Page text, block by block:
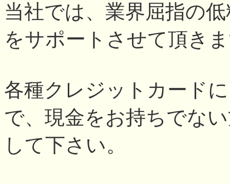
当社では、業界屈指の
をサポートさせて頂き
各種クレジットカード
で、現金をお持ちでな
して下さい。